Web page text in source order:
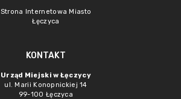
Strona Internetowa Miasto
Łęczyca
KONTAKT
Urząd Miejski w Łęczycy
ul. Marii Konopnickiej 14
99-100 Łęczyca